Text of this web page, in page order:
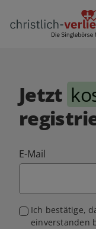
Jetzt
E-Mail
Ich bestätige,
einverstanden